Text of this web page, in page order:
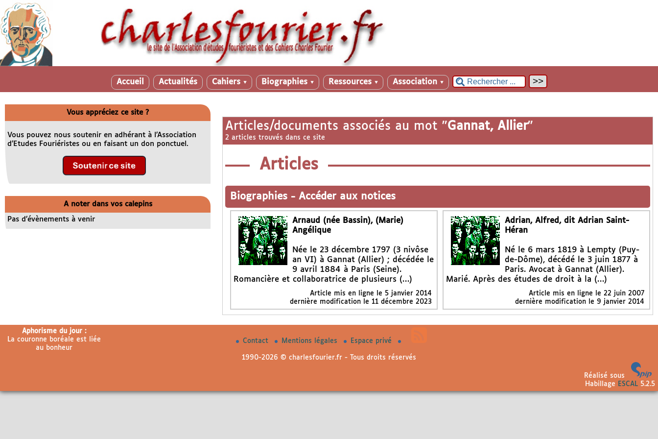
Accueil Actualités Cahiers ▼ Biographies ▼ Ressources ▼ Association ▼
Articles/documents associés au mot "Gannat, Allier"
2 articles trouvés dans ce site
Articles
Biographies - Accéder aux notices
Arnaud (née Bassin), (Marie)
Angélique
Née le 23 décembre 1797 (3 nivôse
an VI) à Gannat (Allier) ; décédée le
9 avril 1884 à Paris (Seine).
Romancière et collaboratrice de plusieurs (…)
Article mis en ligne le 5 janvier 2014
dernière modification le 11 décembre 2023
Adrian, Alfred, dit Adrian Saint-
Héran
Né le 6 mars 1819 à Lempty (Puy-
de-Dôme), décédé le 3 juin 1877 à
Paris. Avocat à Gannat (Allier).
Marié. Après des études de droit à la (…)
Article mis en ligne le22 juin 2007
dernière modification le 9 janvier 2014
Vous appréciez ce site ?
Vous pouvez nous soutenir en adhérant à l’Association
d’Etudes Fouriéristes ou en faisant un don ponctuel.
A noter dans vos calepins
Pas d’évènements à venir
Aphorisme du jour :
La couronne boréale est liée
au bonheur
Contact Mentions légales Espace privé
1990-2026 © charlesfourier.fr - Tous droits réservés
Réalisé sous
Habillage
ESCAL5.2.5